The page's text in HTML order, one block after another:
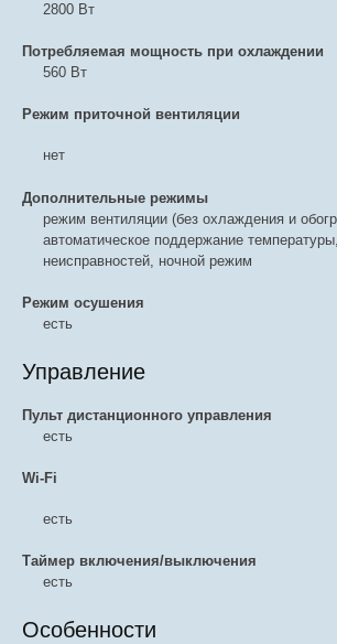
2800 Вт
Потребляемая мощность при охлаждении
560 Вт
Режим приточной вентиляции
нет
Дополнительные режимы
режим вентиляции (без охлаждения и
автоматическое поддержание
неисправностей, ночной режим
Режим осушения
есть
Управление
Пульт дистанционного управления
есть
Wi-Fi
есть
Таймер включения/выключения
есть
Особенности